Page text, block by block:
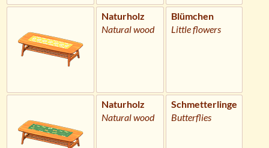
Naturholz
Natural wood
Blümchen
Little flowers
Naturholz
Natural wood
Schmetterlinge
Butterflies